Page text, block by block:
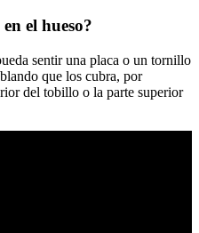
el hueso?
sentir una placa o un tornillo
que los cubra, por
del tobillo o la parte superior